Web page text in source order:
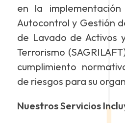
en la
Autocontrol y Gestión
de Lavado de Activos
Terrorismo
cumplimiento
de riesgos para su
Nuestros Servicios